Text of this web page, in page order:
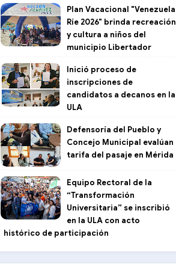
Plan Vacacional "Venezuela
Ríe 2026" brinda recreación
y cultura a niños del
municipio Libertador
Inició proceso de
inscripciones de
candidatos a decanos en la
ULA
Defensoría del Pueblo y
Concejo Municipal evalúan
tarifa del pasaje en Mérida
Equipo Rectoral de la
“Transformación
Universitaria” se inscribió
en la ULA con acto
histórico de participación